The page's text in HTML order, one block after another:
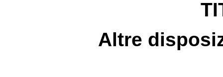
Altre